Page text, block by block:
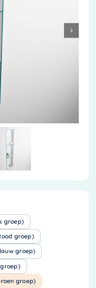
groep)
groep)
groep)
groep)